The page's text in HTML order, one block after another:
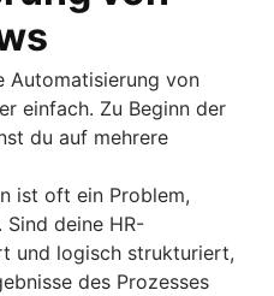
Automatisierung von
einfach. Zu Beginn der
du auf mehrere
ist oft ein Problem,
deine HR-
und logisch strukturiert,
des Prozesses